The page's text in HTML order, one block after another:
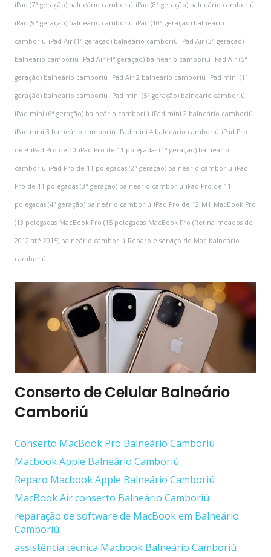
iPad (7ª geração) balneário camboriú iPad (8ª geração) balneário camboriú
iPad (9ª geração) balneário camboriú iPad (10ª geração) balneário
camboriú iPad Air (1ª geração) balneário camboriú iPad Air (3ª geração)
balneário camboriú iPad Air (4ª geração) balneário camboriú iPad Air (5ª
geração) balneário camboriú iPad Air 2 balneário camboriú iPad mini (1ª
geração) balneário camboriú iPad mini (5ª geração) balneário camboriú
iPad mini (6ª geração) balneário camboriú iPad mini 2 balneário camboriú
iPad mini 3 balneário camboriú iPad mini 4 balneário camboriú iPad Pro
de 9 iPad Pro de 10 iPad Pro de 11 polegadas (1ª geração) balneário
camboriú iPad Pro de 11 polegadas (2ª geração) balneário camboriú iPad
Pro de 11 polegadas (3ª geração) balneário camboriú iPad Pro de 11
polegadas (4ª geração) balneário camboriú iPad Pro de 12 M1 MacBook Pro
(13 polegadas MacBook Pro (15 polegadas MacBook Pro (Retina meados de
2012 até 2015) balneário camboriú Reparo e serviço do Mac balneário
camboriú
Conserto de Celular Balneário
Camboriú
Conserto ‎MacBook Pro Balneário Camboriú
Macbook Apple Balneário Camboriú
Reparo Macbook Apple Balneário Camboriú
MacBook Air conserto Balneário Camboriú
reparação de software de MacBook em Balneário
Camboriú
assistência técnica Macbook Balneário Camboriú